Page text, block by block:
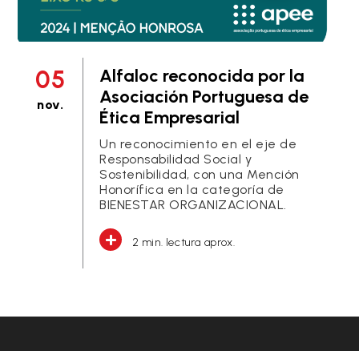
05
nov.
Alfaloc reconocida por la
Asociación Portuguesa de
Ética Empresarial
Un reconocimiento en el eje de
Responsabilidad Social y
Sostenibilidad, con una Mención
Honorífica en la categoría de
BIENESTAR ORGANIZACIONAL.
2 min. lectura aprox.